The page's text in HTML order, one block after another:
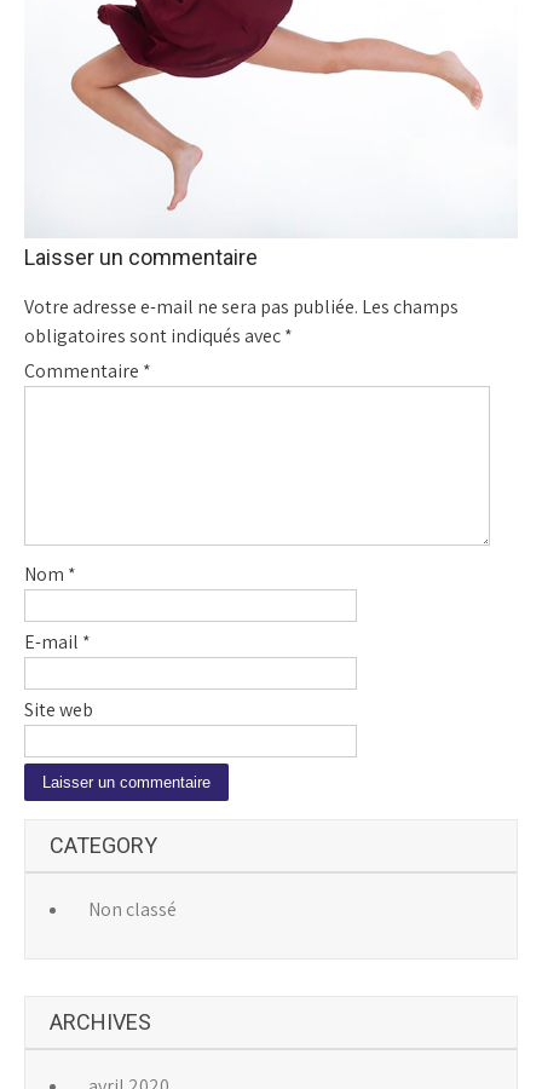
Laisser un commentaire
Votre adresse e-mail ne sera pas publiée. Les champs
obligatoires sont indiqués avec*
Commentaire *
Nom *
E-mail *
Site web
t
i
CATEGORY
Non classé
ARCHIVES